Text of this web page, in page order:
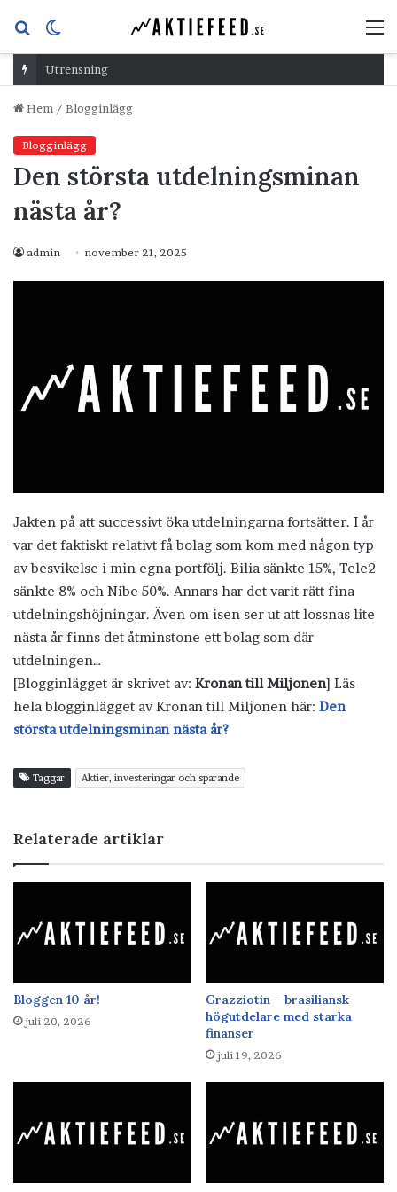
Sök
efterskin
Utrensning
Hem / Blogginlägg
Blogginlägg
Den största utdelningsminan
nästa år?
admin november 21, 2025
Jakten på att successivt öka utdelningarna fortsätter. I år
var det faktiskt relativt få bolag som kom med någon typ
av besvikelse i min egna portfölj. Bilia sänkte 15%, Tele2
sänkte 8% och Nibe 50%. Annars har det varit rätt fina
utdelningshöjningar. Även om isen ser ut att lossnas lite
nästa år finns det åtminstone ett bolag som där
utdelningen…
[Blogginlägget är skrivet av: Kronan till Miljonen] Läs
hela blogginlägget av Kronan till Miljonen här: Den
största utdelningsminan nästa år?
Taggar Aktier, investeringar och sparande
Relaterade artiklar
Bloggen 10 år!
juli 20, 2026
Grazziotin – brasiliansk
högutdelare med starka
finanser
juli 19, 2026